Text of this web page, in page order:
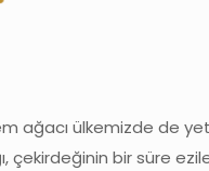
ağacı ülkemizde de
çekirdeğinin bir süre